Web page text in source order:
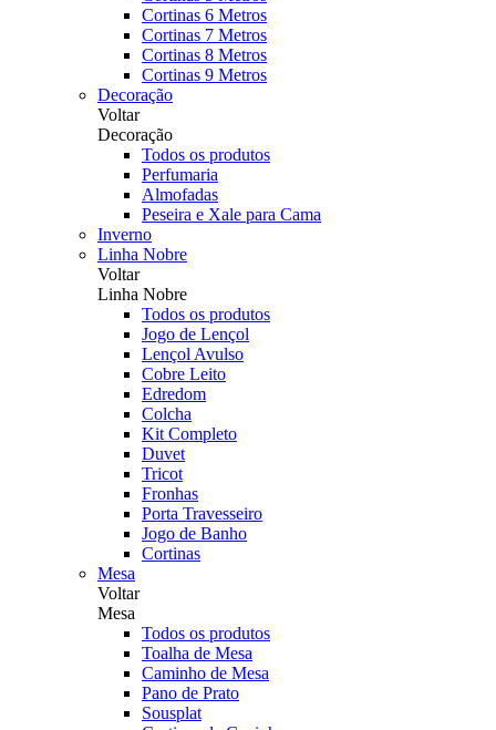
Cortinas 6 Metros
Cortinas 7 Metros
Cortinas 8 Metros
Cortinas 9 Metros
Decoração
Voltar
Decoração
Todos os produtos
Perfumaria
Almofadas
Peseira e Xale para Cama
Inverno
Linha Nobre
Voltar
Linha Nobre
Todos os produtos
Jogo de Lençol
Lençol Avulso
Cobre Leito
Edredom
Colcha
Kit Completo
Duvet
Tricot
Fronhas
Porta Travesseiro
Jogo de Banho
Cortinas
Mesa
Voltar
Mesa
Todos os produtos
Toalha de Mesa
Caminho de Mesa
Pano de Prato
Sousplat